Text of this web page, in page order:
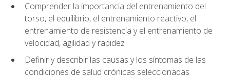
Comprender la importancia del entrenamiento del
torso, el equilibrio, el entrenamiento reactivo, el
entrenamiento de resistencia y el entrenamiento de
velocidad, agilidad y rapidez
Definir y describir las causas y los síntomas de las
condiciones de salud crónicas seleccionadas